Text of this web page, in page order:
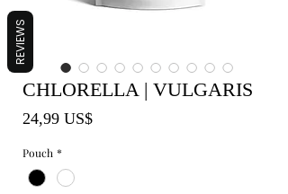
CHLORELLA | VULGARIS
24,99 US$Precio
Pouch *
REVIEWS